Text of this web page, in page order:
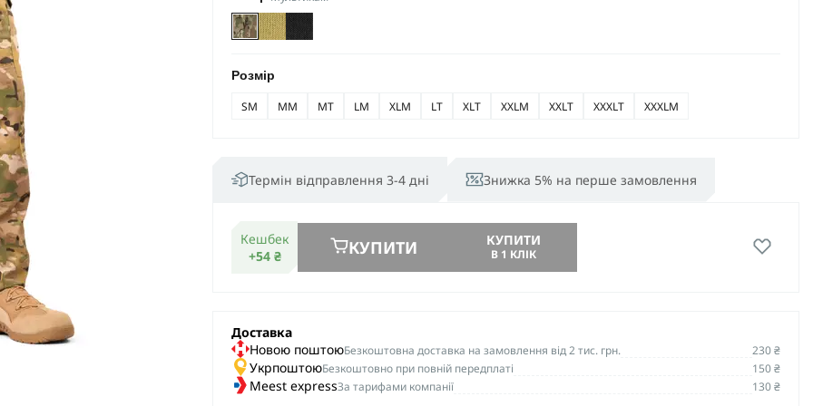
Розмір
SM MM MT LM XLM LT XLT XXLM XXLT XXXLT XXXLM
Термін відправлення 3-4 дні Знижка 5% на перше замовлення
Кешбек
+54 ₴
КУПИТИ КУПИТИ
В 1 КЛІК
Доставка
Новою поштоюБезкоштовна доставка на замовлення від 2 тис. грн. 230 ₴
УкрпоштоюБезкоштовно при повній передплаті 150 ₴
Meest expressЗа тарифами компанії 130 ₴